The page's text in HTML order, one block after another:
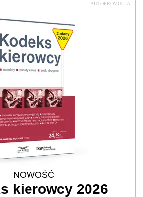
AUTOPROMOCJA
NOWOŚĆ
kierowcy 2026